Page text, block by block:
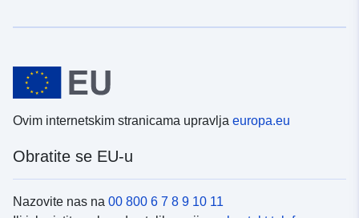
Ovim internetskim stranicama upravlja europa.eu
Obratite se EU-u
Nazovite nas na 00 800 6 7 8 9 10 11